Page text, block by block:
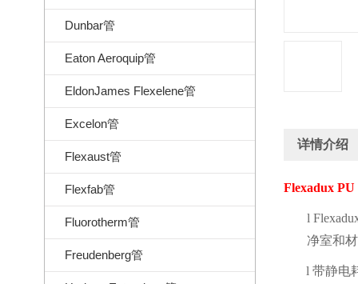
Dunbar管
Eaton Aeroquip管
EldonJames Flexelene管
Excelon管
Flexaust管
Flexfab管
Fluorotherm管
Freudenberg管
详情介绍
Flexadux
l
净室和
l 带静电